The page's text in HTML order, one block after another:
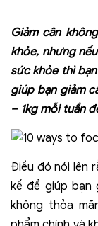
Giảm cân
khỏe, nhưng
sức khỏe thì
giúp bạn giảm
– 1kg mỗi tuần
Điều đó nói lên
kế để giúp bạn
không thỏa